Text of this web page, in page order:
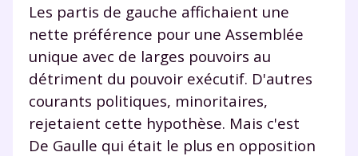
Les partis de gauche affichaient une
nette préférence pour une Assemblée
unique avec de larges pouvoirs au
détriment du pouvoir exécutif. D'autres
courants politiques, minoritaires,
rejetaient cette hypothèse. Mais c'est
De Gaulle qui était le plus en opposition